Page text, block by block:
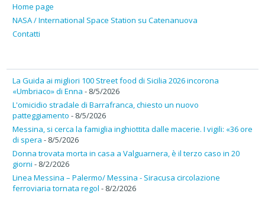
Home page
NASA / International Space Station su Catenanuova
Contatti
La Guida ai migliori 100 Street food di Sicilia 2026 incorona
«Umbriaco» di Enna - 8/5/2026
L'omicidio stradale di Barrafranca, chiesto un nuovo
patteggiamento - 8/5/2026
Messina, si cerca la famiglia inghiottita dalle macerie. I vigili: «36 ore
di spera - 8/5/2026
Donna trovata morta in casa a Valguarnera, è il terzo caso in 20
giorni - 8/2/2026
Linea Messina – Palermo/ Messina - Siracusa circolazione
ferroviaria tornata regol - 8/2/2026